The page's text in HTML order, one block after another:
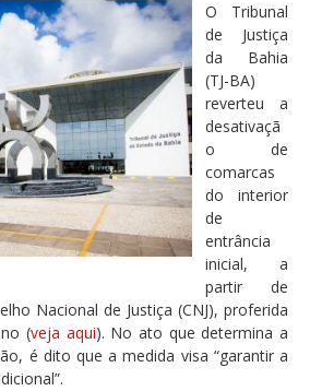
O Tribunal
de Justiça
da Bahia
(TJ-BA)
reverteu a
desativaçã
o de
comarcas
do interior
de
entrância
inicial, a
partir de
Nacional de Justiça (CNJ), proferida
(veja aqui). No ato que determina a
é dito que a medida visa “garantir a